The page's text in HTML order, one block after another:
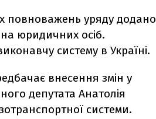
повноважень уряду додано
юридичних осіб.
систему в Україні.
внесення змін у
депутата Анатолія
системи.